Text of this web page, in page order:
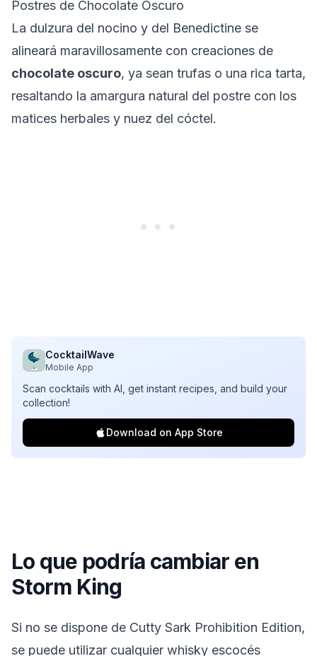
Postres de Chocolate Oscuro
La dulzura del nocino y del Benedictine se
alineará maravillosamente con creaciones de
chocolate oscuro, ya sean trufas o una rica tarta,
resaltando la amargura natural del postre con los
matices herbales y nuez del cóctel.
CocktailWave
Mobile App
Scan cocktails with AI, get instant recipes, and build your
collection!
Download on App Store
Lo que podría cambiar en
Storm King
Si no se dispone de Cutty Sark Prohibition Edition,
se puede utilizar cualquier whisky escocés